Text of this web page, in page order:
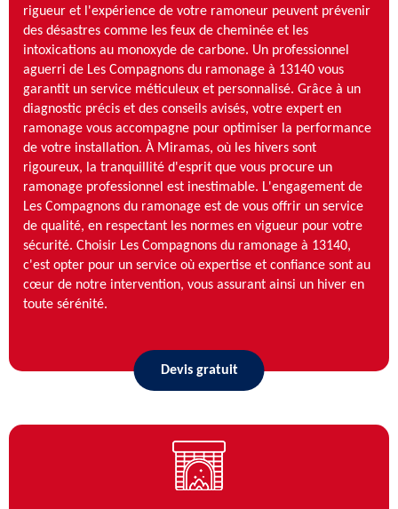
rigueur et l'expérience de votre ramoneur peuvent prévenir
des désastres comme les feux de cheminée et les
intoxications au monoxyde de carbone. Un professionnel
aguerri de Les Compagnons du ramonage à 13140 vous
garantit un service méticuleux et personnalisé. Grâce à un
diagnostic précis et des conseils avisés, votre expert en
ramonage vous accompagne pour optimiser la performance
de votre installation. À Miramas, où les hivers sont
rigoureux, la tranquillité d'esprit que vous procure un
ramonage professionnel est inestimable. L'engagement de
Les Compagnons du ramonage est de vous offrir un service
de qualité, en respectant les normes en vigueur pour votre
sécurité. Choisir Les Compagnons du ramonage à 13140,
c'est opter pour un service où expertise et confiance sont au
cœur de notre intervention, vous assurant ainsi un hiver en
toute sérénité.
Devis gratuit